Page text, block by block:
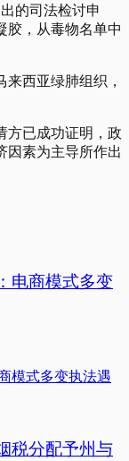
的司法检讨申
胶，从毒物名单中
西亚绿肺组织，
方已成功证明，政
因素为主导所作出
电商模式多变
税分配予州与